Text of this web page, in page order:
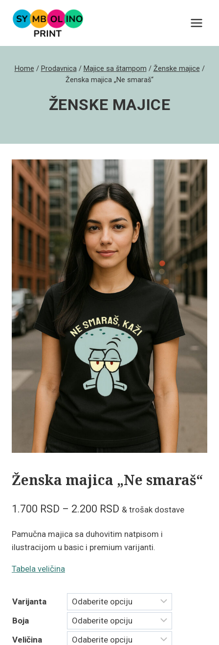
Home / Prodavnica / Majice sa štampom / Ženske majice /
Ženska majica „Ne smaraš“
ŽENSKE MAJICE
Ženska majica „Ne smaraš“
1.700 RSD – 2.200 RSD Raspon
2.200 RSD
& trošak dostave
Pamučna majica sa duhovitim natpisom i
ilustracijom u basic i premium varijanti.
Tabela veličina
Varijanta
Boja
Veličina